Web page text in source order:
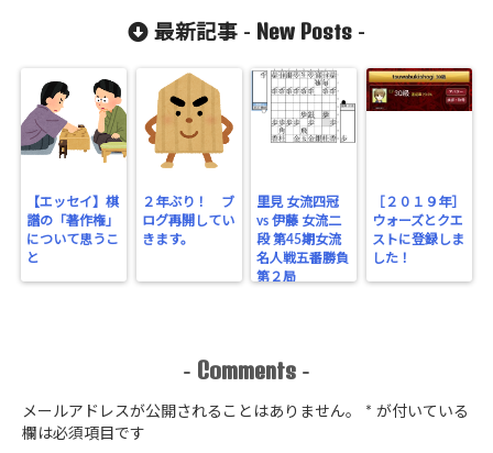
最新記事 - New Posts -
【エッセイ】棋
譜の「著作権」
について思うこ
と
２年ぶり！ ブ
ログ再開してい
きます。
里見 女流四冠
vs 伊藤 女流二
段 第45期女流
名人戦五番勝負
第２局
［２０１９年］
ウォーズとクエ
ストに登録しま
した！
- Comments -
メールアドレスが公開されることはありません。 * が付いている
欄は必須項目です